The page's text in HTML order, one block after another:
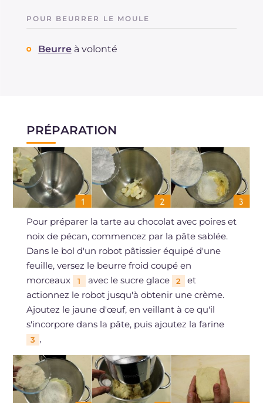
POUR BEURRER LE MOULE
Beurre à volonté
PRÉPARATION
Pour préparer la tarte au chocolat avec poires et
noix de pécan, commencez par la pâte sablée.
Dans le bol d'un robot pâtissier équipé d'une
feuille, versez le beurre froid coupé en
morceaux
1 avec le sucre glace 2
et
actionnez le robot jusqu'à obtenir une crème.
Ajoutez le jaune d'œuf, en veillant à ce qu'il
s'incorpore dans la pâte, puis ajoutez la farine
3 ,